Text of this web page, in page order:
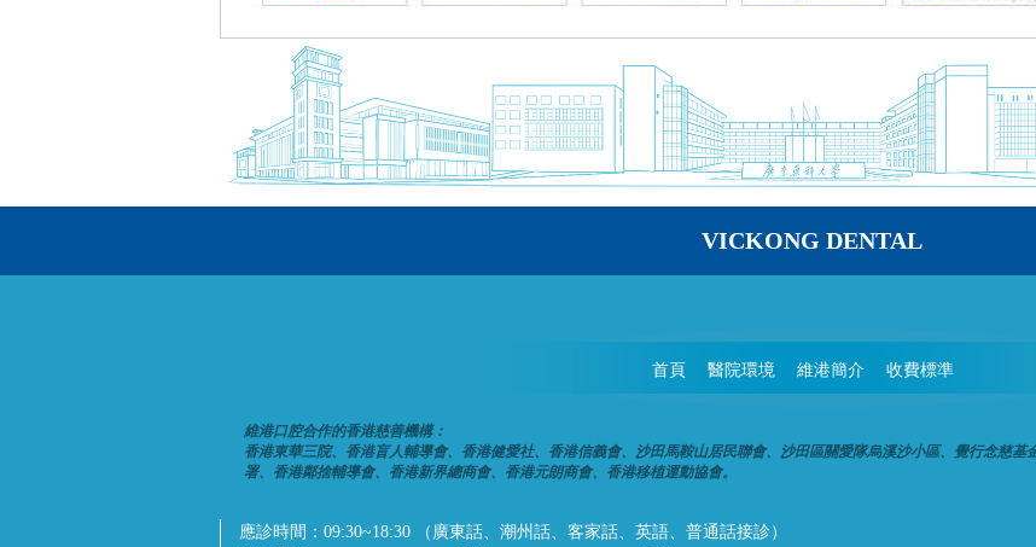
VICKONG DENTAL
首頁 醫院環境 維港簡介 收費標準
維港口腔合作的香港慈善機構：
香港東華三院、香港盲人輔導會、香港健愛社、香港信義會、沙田馬鞍山居民聯會、沙田區關愛隊烏溪沙小區、覺行念慈
署、香港鄰捨輔導會、香港新界總商會、香港元朗商會、香港移植運動協會。
應診時間： 09:30~18:30 （廣東話、潮州話、客家話、英語、普通話接診）